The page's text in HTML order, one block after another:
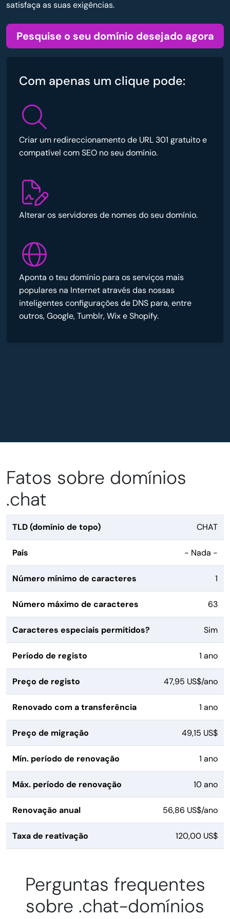
satisfaça as suas exigências.
Pesquise o seu domínio desejado agora
Com apenas um clique pode:
Criar um redireccionamento de URL 301 gratuito e
compatível com SEO no seu domínio.
Alterar os servidores de nomes do seu domínio.
Aponta o teu domínio para os serviços mais
populares na Internet através das nossas
inteligentes configurações de DNS para, entre
outros, Google, Tumblr, Wix e Shopify.
Fatos sobre domínios
.chat
TLD (domínio de topo) CHAT
País - Nada -
Número mínimo de caracteres 1
Número máximo de caracteres 63
Caracteres especiais permitidos? Sim
Período de registo 1 ano
Preço de registo 47,95 US$/ano
Renovado com a transferência 1 ano
Preço de migração 49,15 US$
Mín. período de renovação 1 ano
Máx. período de renovação 10 ano
Renovação anual 56,86 US$/ano
Taxa de reativação 120,00 US$
Perguntas frequentes
sobre .chat-domínios